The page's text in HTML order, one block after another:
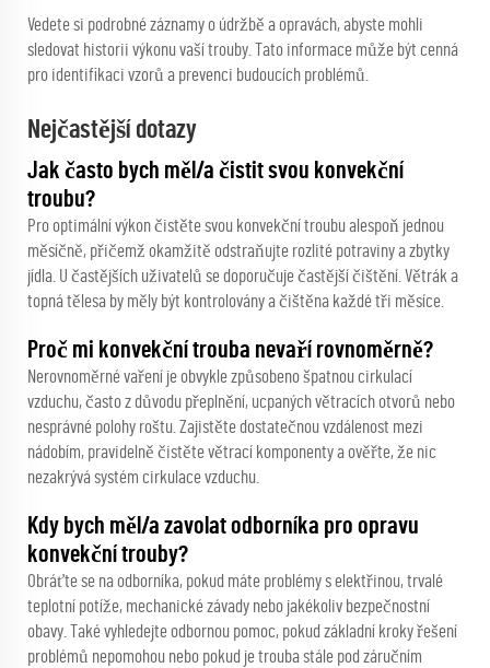
Vedete si podrobné záznamy o údržbě a opravách, abyste mohli
sledovat historii výkonu vaší trouby. Tato informace může být cenná
pro identifikaci vzorů a prevenci budoucích problémů.
Nejčastější dotazy
Jak často bych měl/a čistit svou konvekční
troubu?
Pro optimální výkon čistěte svou konvekční troubu alespoň jednou
měsíčně, přičemž okamžitě odstraňujte rozlité potraviny a zbytky
jídla. U častějších uživatelů se doporučuje častější čištění. Větrák a
topná tělesa by měly být kontrolovány a čištěna každé tři měsíce.
Proč mi konvekční trouba nevaří rovnoměrně?
Nerovnoměrné vaření je obvykle způsobeno špatnou cirkulací
vzduchu, často z důvodu přeplnění, ucpaných větracích otvorů nebo
nesprávné polohy roštu. Zajistěte dostatečnou vzdálenost mezi
nádobím, pravidelně čistěte větrací komponenty a ověřte, že nic
nezakrývá systém cirkulace vzduchu.
Kdy bych měl/a zavolat odborníka pro opravu
konvekční trouby?
Obráťte se na odborníka, pokud máte problémy s elektřinou, trvalé
teplotní potíže, mechanické závady nebo jakékoliv bezpečnostní
obavy. Také vyhledejte odbornou pomoc, pokud základní kroky řešení
problémů nepomohou nebo pokud je trouba stále pod záručním